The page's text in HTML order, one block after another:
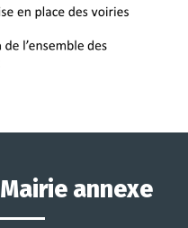
Mairie annexe